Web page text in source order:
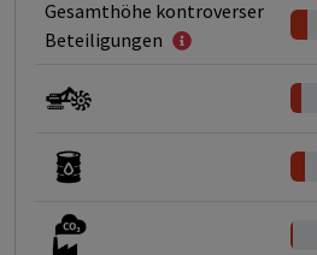
Gesamthöhe kontroverser
Beteiligungen